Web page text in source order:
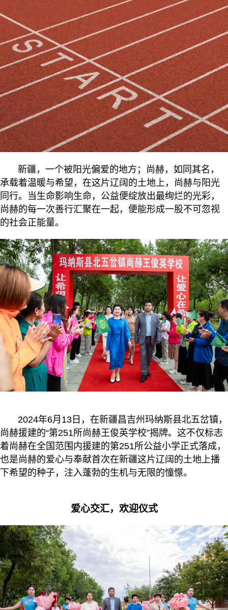
新疆，一个被阳光偏爱的地方；尚赫，如同其名，
承载着温暖与希望，在这片辽阔的土地上，尚赫与阳光
同行。当生命影响生命，公益便绽放出最绚烂的光彩，
尚赫的每一次善行汇聚在一起，便能形成一股不可忽视
的社会正能量。
2024年6月13日，在新疆昌吉州玛纳斯县北五岔镇，
尚赫援建的“第251所尚赫王俊英学校”揭牌。这不仅标志
着尚赫在全国范围内援建的第251所公益小学正式落成，
也是尚赫的爱心与奉献首次在新疆这片辽阔的土地上播
下希望的种子，注入蓬勃的生机与无限的憧憬。
爱心交汇，欢迎仪式